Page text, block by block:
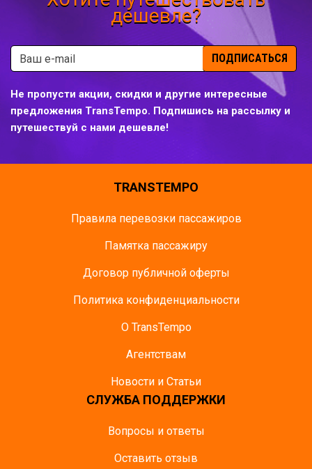
дешевле?
ПОДПИСАТЬСЯ
Не пропусти акции, скидки и другие интересные
предложения TransTempo. Подпишись на рассылку и
путешествуй с нами дешевле!
TRANSTEMPO
Правила перевозки пассажиров
Памятка пасcажиру
Договор публичной оферты
Политика конфиденциальности
О TransTempo
Агентствам
Новости и Статьи
СЛУЖБА ПОДДЕРЖКИ
Вопросы и ответы
Оставить отзыв